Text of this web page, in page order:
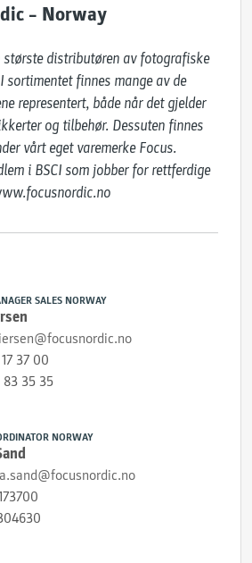
– Norway
største distributøren av fotografiske
sortimentet finnes mange av de
representert, både når det gjelder
og tilbehør. Dessuten finnes
vårt eget varemerke Focus.
i BSCI som jobber for rettferdige
SALES NORWAY
37 00
83 35 35
NORWAY